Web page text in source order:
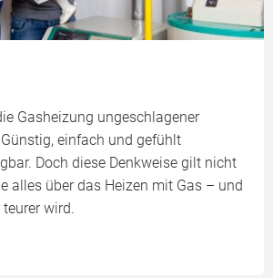
Gasheizung ungeschlagener
einfach und gefühlt
Doch diese Denkweise gilt nicht
alles über das Heizen mit Gas – und
wird.